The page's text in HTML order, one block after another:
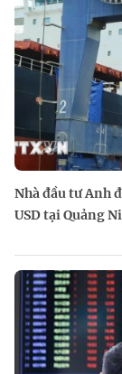
Nhà đầu tư Anh
USD tại Quảng